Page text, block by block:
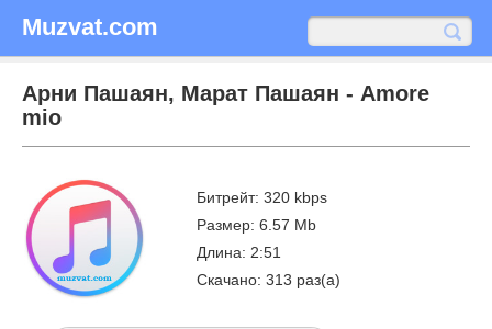
Muzvat.com
Арни Пашаян, Марат Пашаян - Amore
mio
Битрейт: 320 kbps
Размер: 6.57 Mb
Длина: 2:51
Скачано: 313 раз(а)